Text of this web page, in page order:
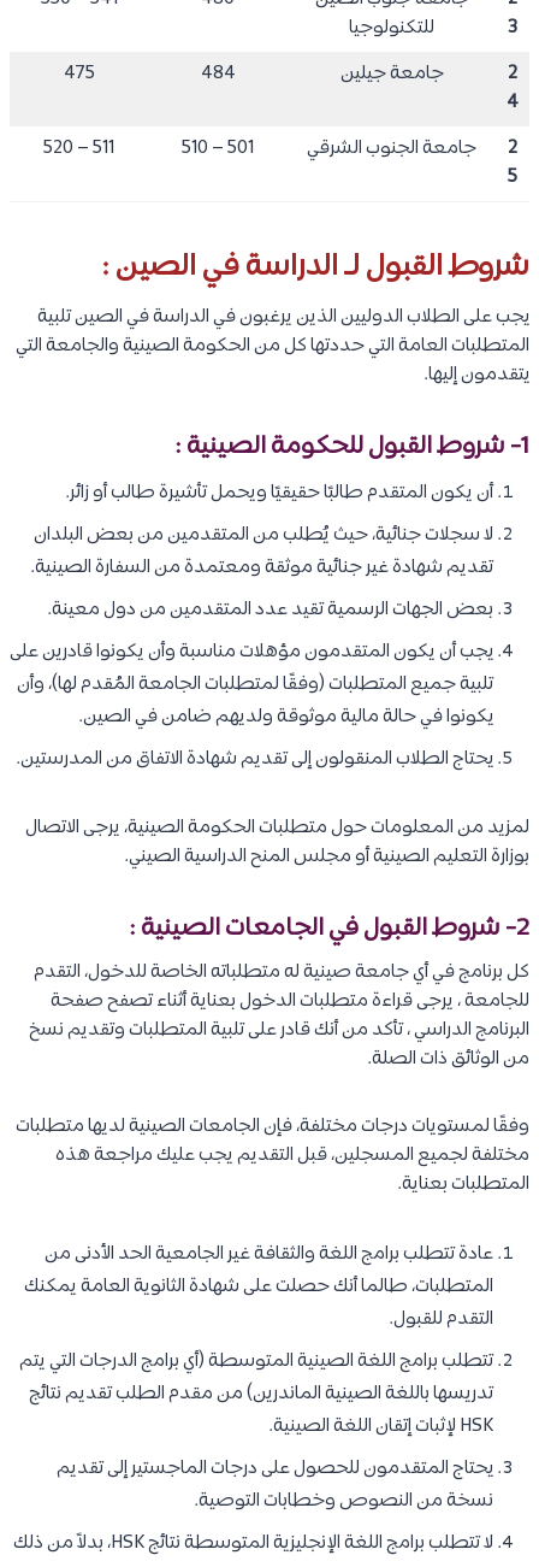
3
للتكنولوجيا
2
4
جامعة جيلين 484
475
2
5
جامعة الجنوب الشرقي 501 – 510
511 – 520
شروط القبول لـ الدراسة في الصين :
يجب على الطلاب الدوليين الذين يرغبون في الدراسة في الصين تلبية
المتطلبات العامة التي حددتها كل من الحكومة الصينية والجامعة التي
يتقدمون إليها.
1- شروط القبول للحكومة الصينية :
أن يكون المتقدم طالبًا حقيقيًا ويحمل تأشيرة طالب أو زائر.
لا سجلات جنائية، حيث يُطلب من المتقدمين من بعض البلدان
تقديم شهادة غير جنائية موثقة ومعتمدة من السفارة الصينية.
بعض الجهات الرسمية تقيد عدد المتقدمين من دول معينة.
يجب أن يكون المتقدمون مؤهلات مناسبة وأن يكونوا قادرين على
تلبية جميع المتطلبات (وفقًا لمتطلبات الجامعة المُقدم لها)، وأن
يكونوا في حالة مالية موثوقة ولديهم ضامن في الصين.
يحتاج الطلاب المنقولون إلى تقديم شهادة الاتفاق من المدرستين.
لمزيد من المعلومات حول متطلبات الحكومة الصينية، يرجى الاتصال
بوزارة التعليم الصينية أو مجلس المنح الدراسية الصيني.
2- شروط القبول في الجامعات الصينية :
كل برنامج في أي جامعة صينية له متطلباته الخاصة للدخول، التقدم
للجامعة ، يرجى قراءة متطلبات الدخول بعناية أثناء تصفح صفحة
البرنامج الدراسي ، تأكد من أنك قادر على تلبية المتطلبات وتقديم نسخ
من الوثائق ذات الصلة.
وفقًا لمستويات درجات مختلفة، فإن الجامعات الصينية لديها متطلبات
مختلفة لجميع المسجلين، قبل التقديم يجب عليك مراجعة هذه
المتطلبات بعناية.
عادة تتطلب برامج اللغة والثقافة غير الجامعية الحد الأدنى من
المتطلبات، طالما أنك حصلت على شهادة الثانوية العامة يمكنك
التقدم للقبول.
تتطلب برامج اللغة الصينية المتوسطة (أي برامج الدرجات التي يتم
تدريسها باللغة الصينية الماندرين) من مقدم الطلب تقديم نتائج
HSK لإثبات إتقان اللغة الصينية.
يحتاج المتقدمون للحصول على درجات الماجستير إلى تقديم
نسخة من النصوص وخطابات التوصية.
لا تتطلب برامج اللغة الإنجليزية المتوسطة نتائج HSK، بدلاً من ذلك